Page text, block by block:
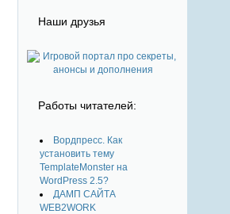
Наши друзья
Работы читателей:
Вордпресс. Как
установить тему
TemplateMonster на
WordPress 2.5?
ДАМП САЙТА
WEB2WORK